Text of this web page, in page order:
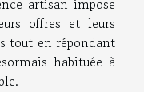
artisan impose
offres et leurs
tout en répondant
habituée à